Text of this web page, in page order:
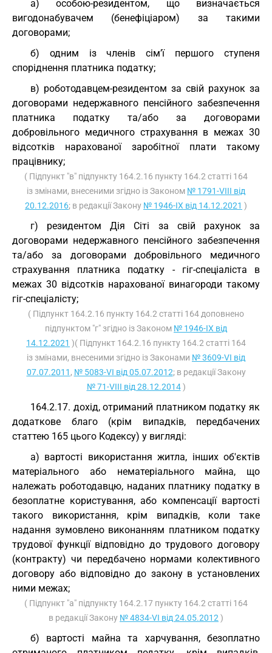
а) особою-резидентом, що визначається
вигодонабувачем (бенефіціаром) за такими
договорами;
б) одним із членів сім’ї першого ступеня
споріднення платника податку;
в) роботодавцем-резидентом за свій рахунок за
договорами недержавного пенсійного забезпечення
платника податку та/або за договорами
добровільного медичного страхування в межах 30
відсотків нарахованої заробітної плати такому
працівнику;
( Підпункт "в" підпункту 164.2.16 пункту 164.2 статті 164
із змінами, внесеними згідно із Законом № 1791-VIII від
20.12.2016; в редакції Закону № 1946-IX від 14.12.2021 )
г) резидентом Дія Сіті за свій рахунок за
договорами недержавного пенсійного забезпечення
та/або за договорами добровільного медичного
страхування платника податку - гіг-спеціаліста в
межах 30 відсотків нарахованої винагороди такому
гіг-спеціалісту;
( Підпункт 164.2.16 пункту 164.2 статті 164 доповнено
підпунктом "г" згідно із Законом № 1946-IX від
14.12.2021 )( Підпункт 164.2.16 пункту 164.2 статті 164
із змінами, внесеними згідно із Законами № 3609-VI від
07.07.2011 , № 5083-VI від 05.07.2012; в редакції Закону
№ 71-VIII від 28.12.2014)
164.2.17. дохід, отриманий платником податку як
додаткове благо (крім випадків, передбачених
статтею 165 цього Кодексу) у вигляді:
а) вартості використання житла, інших об'єктів
матеріального або нематеріального майна, що
належать роботодавцю, наданих платнику податку в
безоплатне користування, або компенсації вартості
такого використання, крім випадків, коли таке
надання зумовлено виконанням платником податку
трудової функції відповідно до трудового договору
(контракту) чи передбачено нормами колективного
договору або відповідно до закону в установлених
ними межах;
( Підпункт "а" підпункту 164.2.17 пункту 164.2 статті 164
в редакції Закону № 4834-VI від 24.05.2012 )
б) вартості майна та харчування, безоплатно